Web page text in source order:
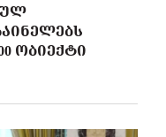
ᲝᲑᲘᲔᲥᲢᲘ